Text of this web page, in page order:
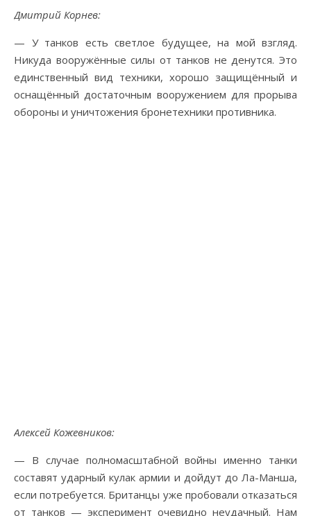
Дмитрий Корнев:
— У танков есть светлое будущее, на мой взгляд.
Никуда вооружённые силы от танков не денутся. Это
единственный вид техники, хорошо защищённый и
оснащённый достаточным вооружением для прорыва
обороны и уничтожения бронетехники противника.
Алексей Кожевников:
— В случае полномасштабной войны именно танки
составят ударный кулак армии и дойдут до Ла-Манша,
если потребуется. Британцы уже пробовали отказаться
от танков — эксперимент очевидно неудачный. Нам